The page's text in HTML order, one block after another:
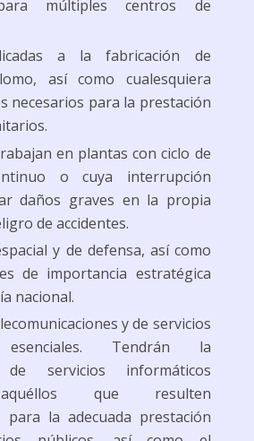
múltiples centros de
a la fabricación de
así como cualesquiera
necesarios para la prestación
en plantas con ciclo de
o cuya interrupción
daños graves en la propia
de accidentes.
y de defensa, así como
de importancia estratégica
nacional.
y de servicios
esenciales. Tendrán la
de servicios informáticos
que resulten
para la adecuada prestación